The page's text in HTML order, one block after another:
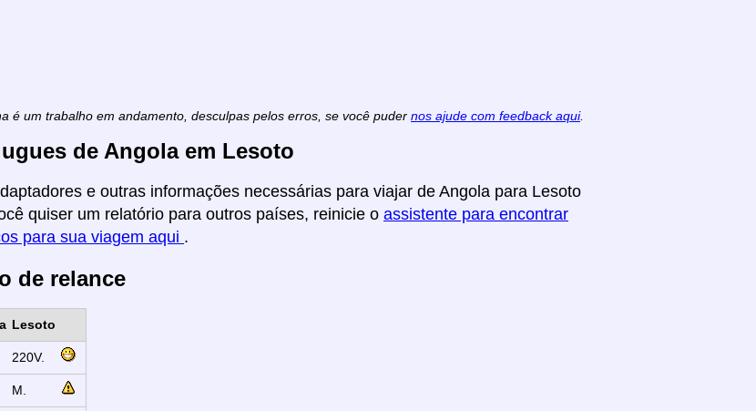
é um trabalho em andamento, desculpas pelos erros, se você puder nos ajude com feedback aqui.
de Angola em Lesoto
e outras informações necessárias para viajar de Angola para Lesoto
quiser um relatório para outros países, reinicie o assistente para encontrar
para sua viagem aqui .
de relance
Lesoto
220V.
M.